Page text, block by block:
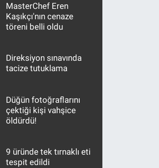
MasterChef Eren
Kaşıkçı'nın cenaze
töreni belli oldu
Direksiyon sınavında
tacize tutuklama
Düğün fotoğraflarını
çektiği kişi vahşice
öldürdü!
9 üründe tek tırnaklı eti
tespit edildi